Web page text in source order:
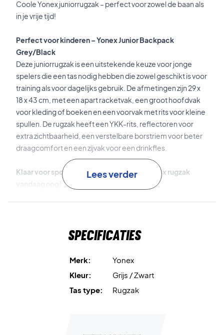
Coole Yonex juniorrugzak – perfect voor zowel de baan als
in je vrije tijd!
Perfect voor kinderen – Yonex Junior Backpack
Grey/Black
Deze juniorrugzak is een uitstekende keuze voor jonge
spelers die een tas nodig hebben die zowel geschikt is voor
training als voor dagelijks gebruik. De afmetingen zijn 29 x
18 x 43 cm, met een apart racketvak, een groot hoofdvak
voor kleding of boeken en een voorvak met rits voor kleine
spullen. De rugzak heeft een YKK-rits, reflectoren voor
extra zichtbaarheid, een verstelbare borstriem voor beter
draagcomfort en een zijvak voor een drinkfles.
Klaar voor sport en school – koop deze Yonex rugzak
Lees verder
Specificaties
Merk:
Yonex
Kleur:
Grijs / Zwart
Tas type:
Rugzak